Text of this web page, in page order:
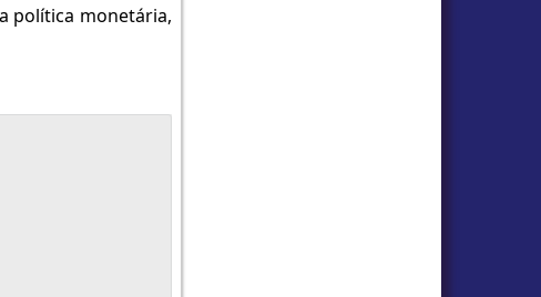
política monetária,